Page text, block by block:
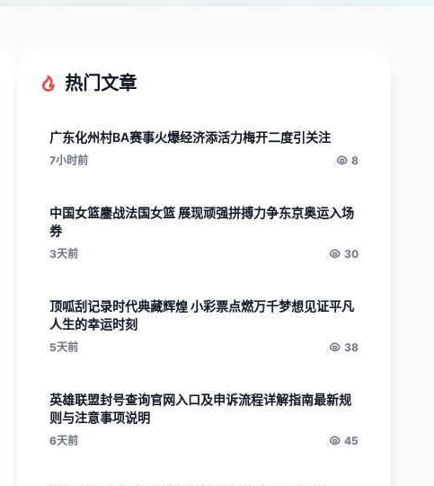
热门文章
广东化州村BA赛事火爆经济添活力梅开二度引关注
7小时前 8
中国女篮鏖战法国女篮 展现顽强拼搏力争东京奥运入场
券
3天前 30
顶呱刮记录时代典藏辉煌 小彩票点燃万千梦想见证平凡
人生的幸运时刻
5天前 38
英雄联盟封号查询官网入口及申诉流程详解指南最新规
则与注意事项说明
6天前 45